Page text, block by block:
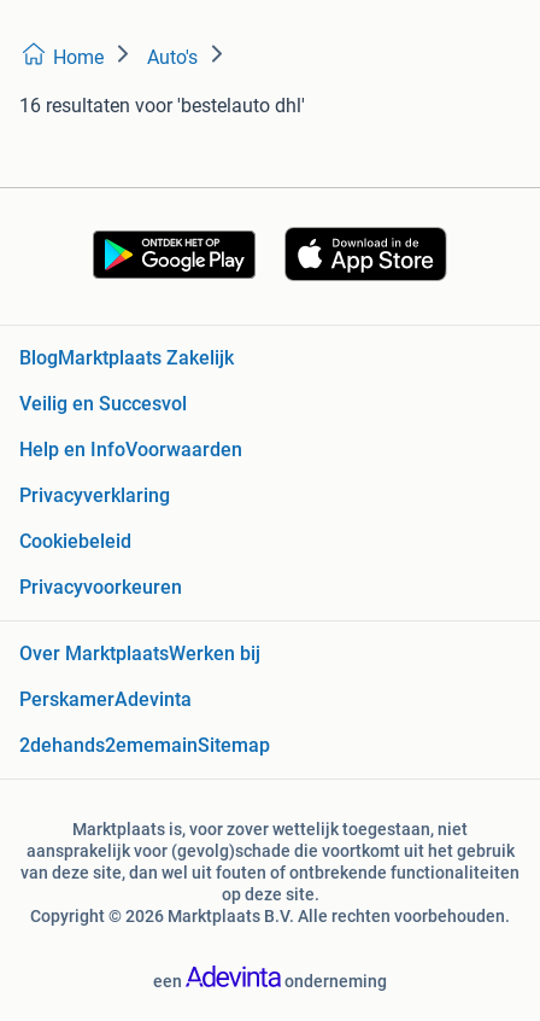
Home Auto's
16 resultaten voor 'bestelauto dhl'
BlogMarktplaats Zakelijk
Veilig en Succesvol
Help en InfoVoorwaarden
Privacyverklaring
Cookiebeleid
Privacyvoorkeuren
Over MarktplaatsWerken bij
PerskamerAdevinta
2dehands2ememainSitemap
Marktplaats is, voor zover wettelijk toegestaan, niet
aansprakelijk voor (gevolg)schade die voortkomt uit het gebruik
van deze site, dan wel uit fouten of ontbrekende functionaliteiten
op deze site.
Copyright © 2026 Marktplaats B.V. Alle rechten voorbehouden.
een onderneming